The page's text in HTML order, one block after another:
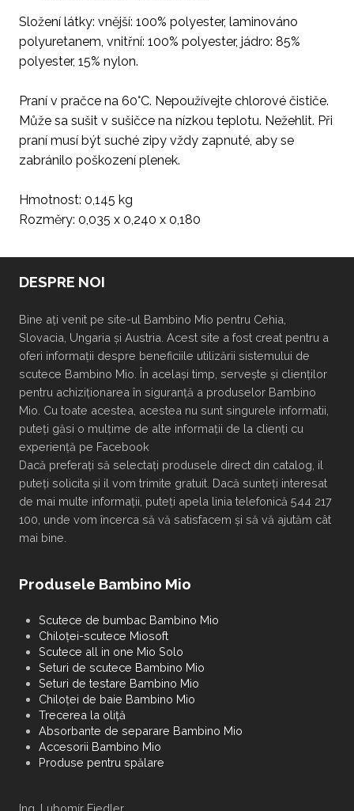
Složení látky: vnější: 100% polyester, laminováno
polyuretanem, vnitřní: 100% polyester, jádro: 85%
polyester, 15% nylon.
Praní v pračce na 60°C. Nepoužívejte chlorové čističe.
Může sa sušit v sušičce na nízkou teplotu. Nežehlit. Při
praní musí být suché zipy vždy zapnuté, aby se
zabránilo poškození plenek.
Hmotnost: 0,145 kg
Rozměry: 0,035 x 0,240 x 0,180
DESPRE NOI
Bine ați venit pe site-ul Bambino Mio pentru Cehia,
Slovacia, Ungaria și Austria. Acest site a fost creat pentru a
oferi informații despre beneficiile utilizării sistemului de
scutece Bambino Mio. În același timp, servește și clienților
pentru achiziționarea în siguranță a produselor Bambino
Mio. Cu toate acestea, acestea nu sunt singurele informatii,
puteți găsi o mulțime de alte informații de la clienți cu
experiență pe Facebook
Dacă preferați să selectați produsele direct din catalog, il
puteți solicita și il vom trimite gratuit. Dacă sunteți interesat
de mai multe informații, puteți apela linia telefonică 544 217
100, unde vom încerca să vă satisfacem și să vă ajutăm cât
mai bine.
Produsele Bambino Mio
Scutece de bumbac Bambino Mio
Chiloței-scutece Miosoft
Scutece all in one Mio Solo
Seturi de scutece Bambino Mio
Seturi de testare Bambino Mio
Chiloței de baie Bambino Mio
Trecerea la oliță
Absorbante de separare Bambino Mio
Accesorii Bambino Mio
Produse pentru spălare
Ing. Lubomír Fiedler